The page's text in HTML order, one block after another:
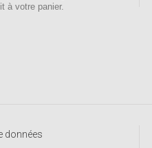
à votre panier.
données